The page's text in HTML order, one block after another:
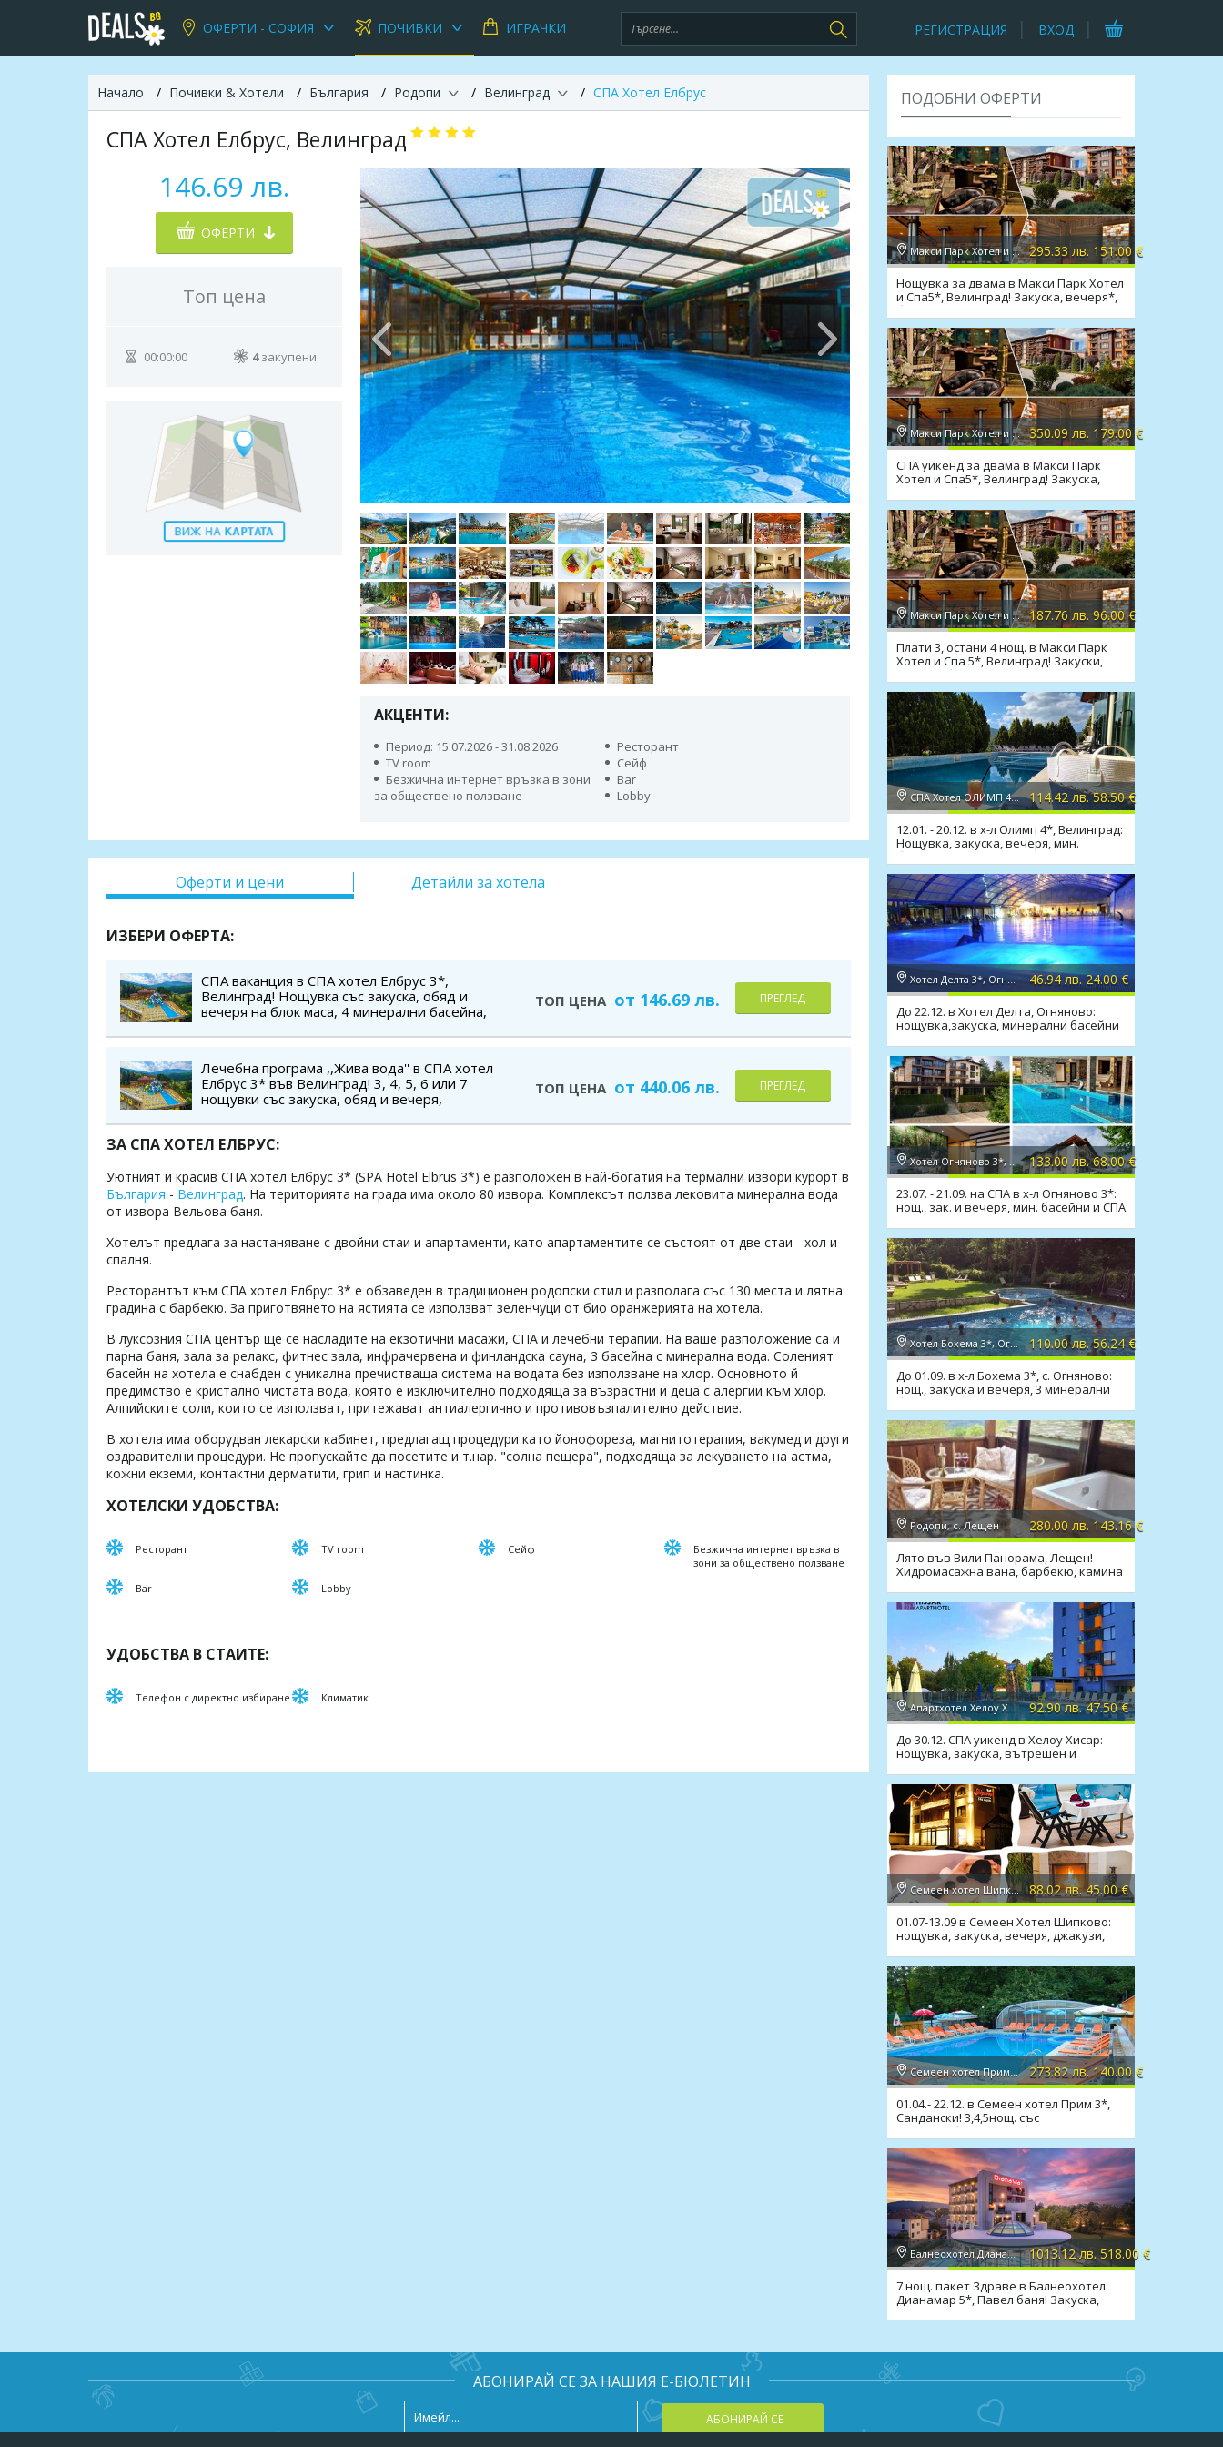
ОФЕРТИ - СОФИЯ ПОЧИВКИ ИГРАЧКИ РЕГИСТРАЦИЯ ВХОД
Начало Почивки & Хотели България Родопи Велинград СПА Хотел Елбрус
СПА Хотел Елбрус, Велинград
АКЦЕНТИ:
Период: 15.07.2026 - 31.08.2026
Ресторант
TV room
Сейф
Безжична интернет връзка в зони
за обществено ползване
Bar
Lobby
146.69 лв.
ОФЕРТИ
Топ цена
00:00:00 4закупени
Оферти и цени Детайли за хотела
ИЗБЕРИ ОФЕРТА:
СПА ваканция в СПА хотел Елбрус 3*,
Велинград! Нощувка със закуска, обяд и
вечеря на блок маса, 4 минерални басейна,
СПА пакет, сауна парк, солна стая, безплатно
за дете до 5.99 г.
ТОП ЦЕНА от 146.69 лв. ПРЕГЛЕД
Лечебна програма ,,Жива вода'' в СПА хотел
Елбрус 3* във Велинград! 3, 4, 5, 6 или 7
нощувки със закуска, обяд и вечеря,
безплатен лекарски преглед, 3 лечебни
процедури на ден, сауна, парна и турса баня,
безплатно за дете до 5.99 г.
ТОП ЦЕНА от 440.06 лв. ПРЕГЛЕД
ЗА СПА ХОТЕЛ ЕЛБРУС:
Уютният и красив СПА хотел Елбрус 3* (SPA Hotel Elbrus 3*) е разположен в най-богатия на термални извори курорт в
България - Велинград. На територията на града има около 80 извора. Комплексът ползва лековита минерална вода
от извора Вельова баня.
Хотелът предлага за настаняване с двойни стаи и апартаменти, като апартаментите се състоят от две стаи - хол и
спалня.
Ресторантът към СПА хотел Елбрус 3* е обзаведен в традиционен родопски стил и разполага със 130 места и лятна
градина с барбекю. За приготвянето на ястията се използват зеленчуци от био оранжерията на хотела.
В луксозния СПА център ще се насладите на екзотични масажи, СПА и лечебни терапии. На ваше разположение са и
парна баня, зала за релакс, фитнес зала, инфрачервена и финландска сауна, 3 басейна с минерална вода. Соленият
басейн на хотела е снабден с уникална пречистваща система на водата без използване на хлор. Основното й
предимство е кристално чистата вода, която е изключително подходяща за възрастни и деца с алергии към хлор.
Алпийските соли, които се използват, притежават антиалергично и противовъзпалително действие.
В хотела има оборудван лекарски кабинет, предлагащ процедури като йонофореза, магнитотерапия, вакумед и други
оздравителни процедури. Не пропускайте да посетите и т.нар. "солна пещера", подходяща за лекуването на астма,
кожни екземи, контактни дерматити, грип и настинка.
ХОТЕЛСКИ УДОБСТВА:
Ресторант TV room Сейф
Безжична интернет връзка в
зони за обществено ползване
Bar
Lobby
УДОБСТВА В СТАИТЕ:
Телефон с директно избиране Климатик
ПОДОБНИ ОФЕРТИ
Макси Парк Хотел и Спа 5*, Велинград 295.33 лв. 151.00 €
Нощувка за двама в Макси Парк Хотел
и Спа5*, Велинград! Закуска, вечеря*,
басейни, СПА
Макси Парк Хотел и Спа 5*, Велинград 350.09 лв. 179.00 €
СПА уикенд за двама в Макси Парк
Хотел и Спа5*, Велинград! Закуска,
вечеря*, басейни, СПА
Макси Парк Хотел и Спа 5*, Велинград 187.76 лв. 96.00 €
Плати 3, остани 4 нощ. в Макси Парк
Хотел и Спа 5*, Велинград! Закуски,
вечери, басейни
СПА Хотел ОЛИМП 4*, Велинград 114.42 лв. 58.50 €
12.01. - 20.12. в х-л Олимп 4*, Велинград:
Нощувка, закуска, вечеря, мин.
басейни, топило
Хотел Делта 3*, Огняново 46.94 лв. 24.00 €
До 22.12. в Хотел Делта, Огняново:
нощувка,закуска, минерални басейни
Хотел Огняново 3*, Огняново 133.00 лв. 68.00 €
23.07. - 21.09. на СПА в х-л Огняново 3*:
нощ., зак. и вечеря, мин. басейни и СПА
Хотел Бохема 3*, Огняново 110.00 лв. 56.24 €
До 01.09. в х-л Бохема 3*, с. Огняново:
нощ., закуска и вечеря, 3 минерални
басейна, СПА
Родопи, с. Лещен 280.00 лв. 143.16 €
Лято във Вили Панорама, Лещен!
Хидромасажна вана, барбекю, камина
Апартхотел Хелоу Хисар 2*, Хисаря 92.90 лв. 47.50 €
До 30.12. СПА уикенд в Хелоу Хисар:
нощувка, закуска, вътрешен и
външен мин. басейн, СПА
Семеен хотел Шипково 3*, с. Шипково 88.02 лв. 45.00 €
01.07-13.09 в Семеен Хотел Шипково:
нощувка, закуска, вечеря, джакузи,
сауна, мин. басейн
Семеен хотел Прим 3*, Сандански 273.82 лв. 140.00 €
01.04.- 22.12. в Семеен хотел Прим 3*,
Сандански! 3,4,5нощ. със
закуска,обяд,вечеря,басейн
Балнеохотел Дианамар 5*, Павел баня 1013.12 лв. 518.00 €
7 нощ. пакет Здраве в Балнеохотел
Дианамар 5*, Павел баня! Закуска,
АБОНИРАЙ СЕ ЗА НАШИЯ Е-БЮЛЕТИН
АБОНИРАЙ СЕ